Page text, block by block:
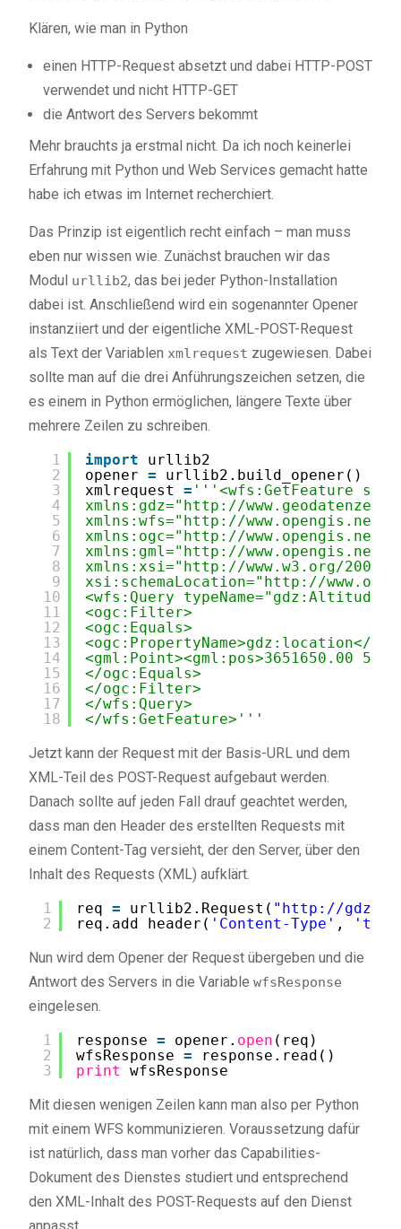
Klären, wie man in Python
einen HTTP-Request absetzt und dabei HTTP-POST
verwendet und nicht HTTP-GET
die Antwort des Servers bekommt
Mehr brauchts ja erstmal nicht. Da ich noch keinerlei
Erfahrung mit Python und Web Services gemacht hatte
habe ich etwas im Internet recherchiert.
Das Prinzip ist eigentlich recht einfach – man muss
eben nur wissen wie. Zunächst brauchen wir das
Modul urllib2, das bei jeder Python-Installation
dabei ist. Anschließend wird ein sogenannter Opener
instanziiert und der eigentliche XML-POST-Request
als Text der Variablen xmlrequest zugewiesen. Dabei
sollte man auf die drei Anführungszeichen setzen, die
es einem in Python ermöglichen, längere Texte über
mehrere Zeilen zu schreiben.
1
2
3
4
5
6
7
8
9
10
11
12
13
14
15
16
17
18
import
urllib2
opener =
urllib2.build_opener()
xmlrequest = '''<wfs:GetFeature
xmlns:gdz=" http://
xmlns:wfs=" http://www.opengis.net/
xmlns:ogc=" http://www.opengis.net/
xmlns:gml=" http://www.opengis.net/
xmlns:xsi=" http://www.w3.org/2001/
xsi:schemaLocation=" http://
<wfs:Query typeName="gdz:Altitude">
<ogc:Filter>
<ogc:Equals>
<ogc:PropertyName>gdz:location</
<gml:Point><gml:pos>3651650.00
</ogc:Equals>
</ogc:Filter>
</wfs:Query>
</wfs:GetFeature>'''
Jetzt kann der Request mit der Basis-URL und dem
XML-Teil des POST-Request aufgebaut werden.
Danach sollte auf jeden Fall drauf geachtet werden,
dass man den Header des erstellten Requests mit
einem Content-Tag versieht, der den Server, über den
Inhalt des Requests (XML) aufklärt.
1
2
req = urllib2.Request( " http://
req.add_header( 'Content-Type' ,
Nun wird dem Opener der Request übergeben und die
Antwort des Servers in die Variable wfsResponse
eingelesen.
1
2
3
response = opener. open (req)
wfsResponse =
response.read()
print
wfsResponse
Mit diesen wenigen Zeilen kann man also per Python
mit einem WFS kommunizieren. Voraussetzung dafür
ist natürlich, dass man vorher das Capabilities-
Dokument des Dienstes studiert und entsprechend
den XML-Inhalt des POST-Requests auf den Dienst